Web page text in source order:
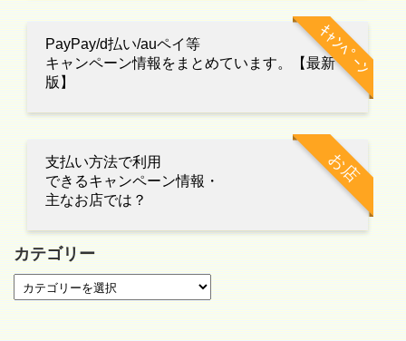
ｷｬﾝﾍﾟｰﾝ
PayPay/d払い/auペイ等
キャンペーン情報をまとめています。【最新
版】
お店
支払い方法で利用
できるキャンペーン情報・
主なお店では？
カテゴリー